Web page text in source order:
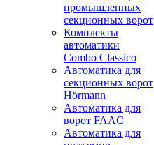
промышленных
секционных ворот
Комплекты
автоматики
Combo Classico
Автоматика для
секционных ворот
Hörmann
Автоматика для
ворот FAAC
Автоматика для